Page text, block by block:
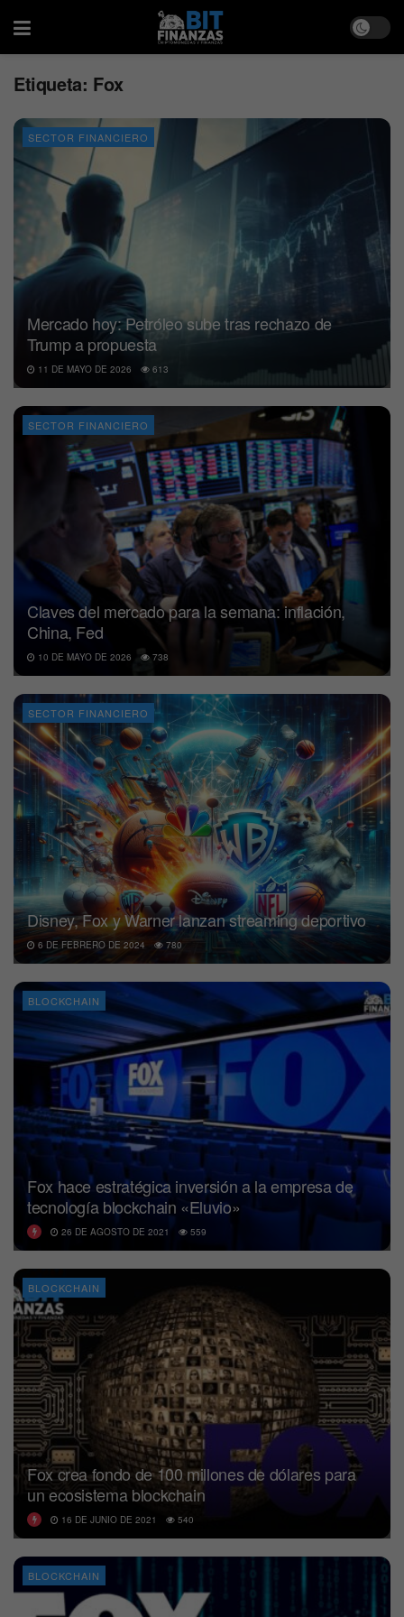
Etiqueta: Fox
SECTOR FINANCIERO
Mercado hoy: Petróleo sube tras rechazo de
Trump a propuesta
11 DE MAYO DE 2026 613
SECTOR FINANCIERO
Claves del mercado para la semana: inflación,
China, Fed
10 DE MAYO DE 2026 738
SECTOR FINANCIERO
Disney, Fox y Warner lanzan streaming deportivo
6 DE FEBRERO DE 2024 780
BLOCKCHAIN
Fox hace estratégica inversión a la empresa de
tecnología blockchain «Eluvio»
26 DE AGOSTO DE 2021 559
BLOCKCHAIN
Fox crea fondo de 100 millones de dólares para
un ecosistema blockchain
16 DE JUNIO DE 2021 540
BLOCKCHAIN